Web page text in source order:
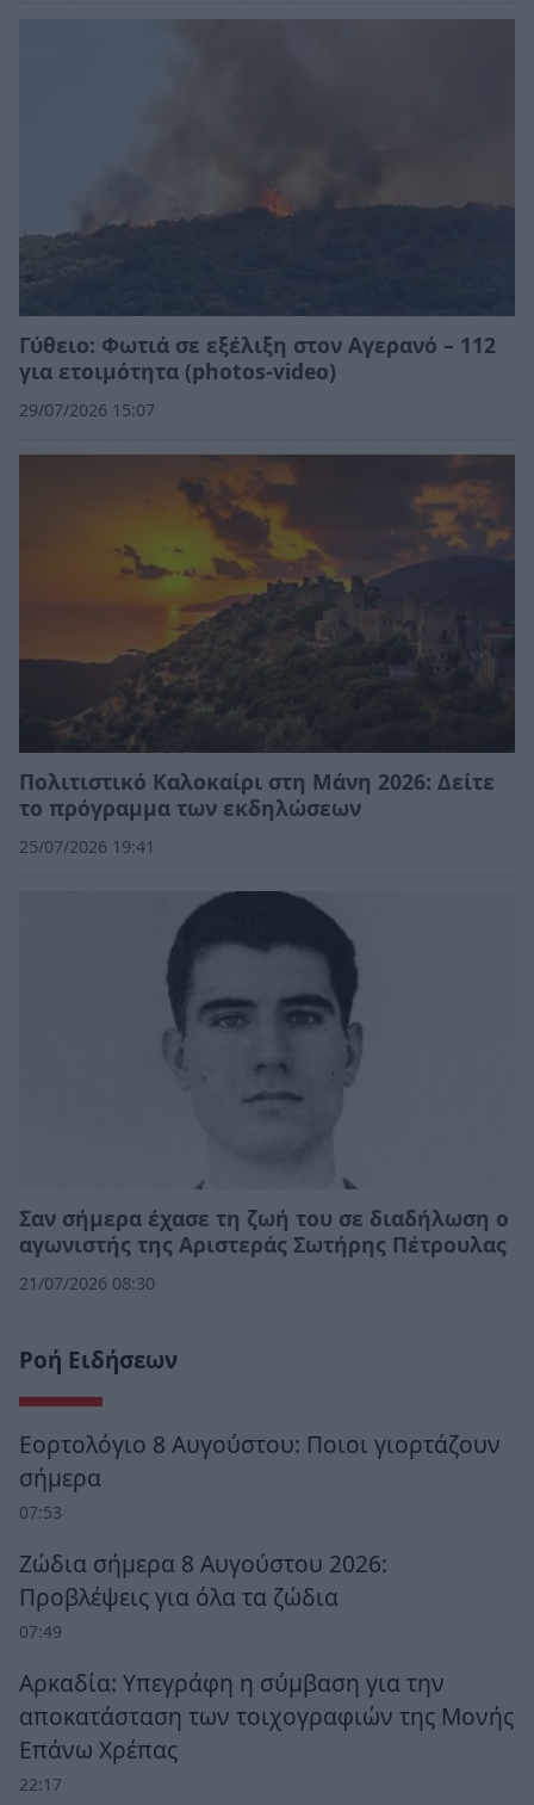
Γύθειο: Φωτιά σε εξέλιξη στον Αγερανό – 112
για ετοιμότητα (photos-video)
29/07/2026 15:07
Πολιτιστικό Καλοκαίρι στη Μάνη 2026: Δείτε
το πρόγραμμα των εκδηλώσεων
25/07/2026 19:41
Σαν σήμερα έχασε τη ζωή του σε διαδήλωση ο
αγωνιστής της Αριστεράς Σωτήρης Πέτρουλας
21/07/2026 08:30
Ροή Ειδήσεων
Εορτολόγιο 8 Αυγούστου: Ποιοι γιορτάζουν
σήμερα
07:53
Ζώδια σήμερα 8 Αυγούστου 2026:
Προβλέψεις για όλα τα ζώδια
07:49
Αρκαδία: Υπεγράφη η σύμβαση για την
αποκατάσταση των τοιχογραφιών της Μονής
Επάνω Χρέπας
22:17